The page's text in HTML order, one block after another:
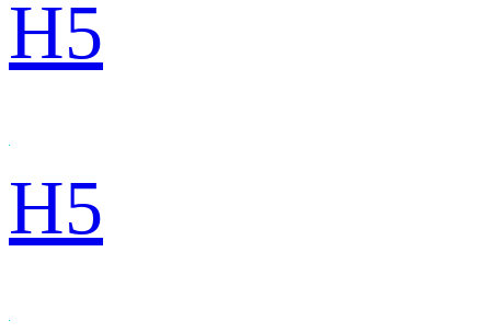
H5
H5